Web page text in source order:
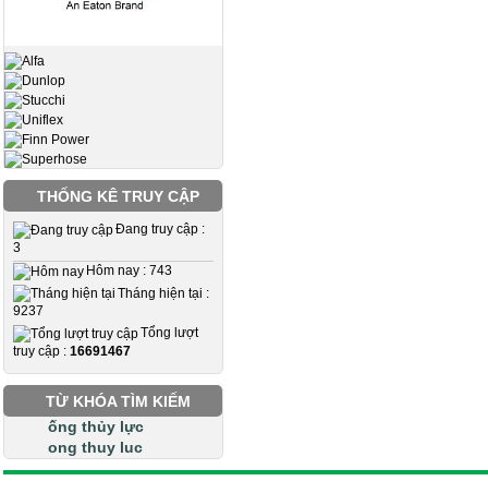
THỐNG KÊ TRUY CẬP
Đang truy cập :
3
Hôm nay : 743
Tháng hiện tại :
9237
Tổng lượt
truy cập : 16691467
TỪ KHÓA TÌM KIẾM
ống thủy lực
ong thuy luc